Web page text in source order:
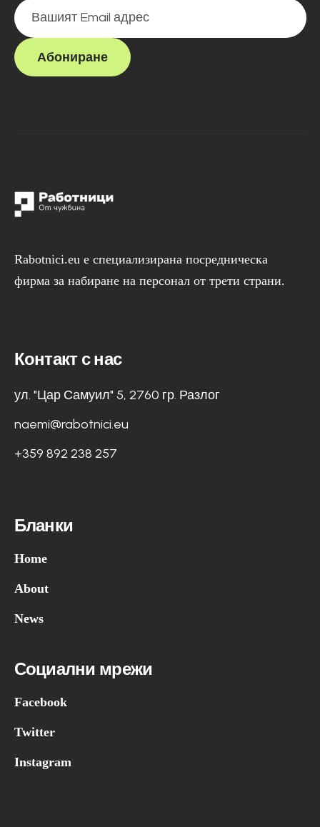
Абониране
Rabotnici.eu е специализирана посредническа
фирма за набиране на персонал от трети страни.
Контакт с нас
ул. "Цар Самуил" 5, 2760 гр. Разлог
naemi@rabotnici.eu
+359 892 238 257
Бланки
Home
About
News
Социални мрежи
Facebook
Twitter
Instagram